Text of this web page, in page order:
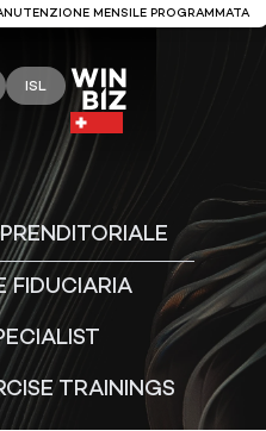
ISL
FIDUCIARIA
TRAININGS
di manutenzione sui server
per domenica 9
alle ore 13:30.
l’accesso potrebbe
temporanee.
Winbiz Cloud al di fuori
per la vostra
MENSILE PROGRAMMATA